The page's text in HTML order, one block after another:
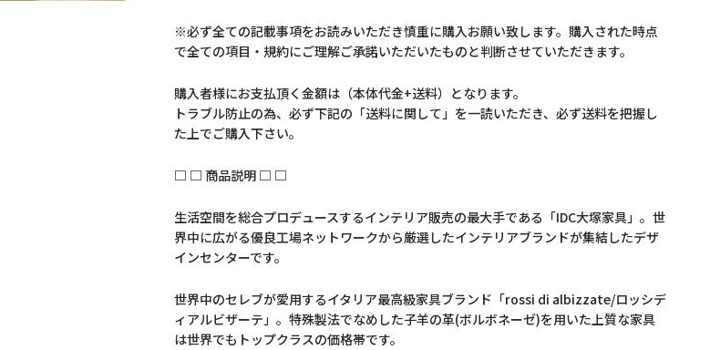
※必ず全ての記載事項をお読みいただき慎重に購入お願い致します。購入された時点
で全ての項目・規約にご理解ご承諾いただいたものと判断させていただきます。
購入者様にお支払頂く金額は（本体代金+送料）となります。
トラブル防止の為、必ず下記の「送料に関して」を一読いただき、必ず送料を把握し
た上でご購入下さい。
□ □ 商品説明 □ □
生活空間を総合プロデュースするインテリア販売の最大手である「IDC大塚家具」。世
界中に広がる優良工場ネットワークから厳選したインテリアブランドが集結したデザ
インセンターです。
世界中のセレブが愛用するイタリア最高級家具ブランド「rossi di albizzate/ロッシデ
ィアルビザーテ」。特殊製法でなめした子羊の革(ボルボネーゼ)を用いた上質な家具
は世界でもトップクラスの価格帯です。